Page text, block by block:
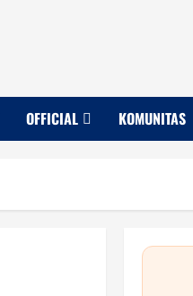
OFFICIAL KOMUNITAS